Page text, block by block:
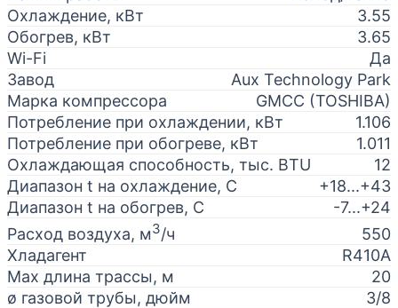
Охлаждение, кВт
3.55
Обогрев, кВт
3.65
Wi-Fi
Да
Завод
Aux Technology Park
Марка компрессора
GMCC (TOSHIBA)
Потребление при охлаждении, кВт
1.106
Потребление при обогреве, кВт
1.011
Охлаждающая способность, тыс. BTU
12
Диапазон t на охлаждение, С
+18...+43
Диапазон t на обогрев, С
-7...+24
Расход воздуха, м3/ч
550
Хладагент
R410A
Max длина трассы, м
20
ø газовой трубы, дюйм
3/8